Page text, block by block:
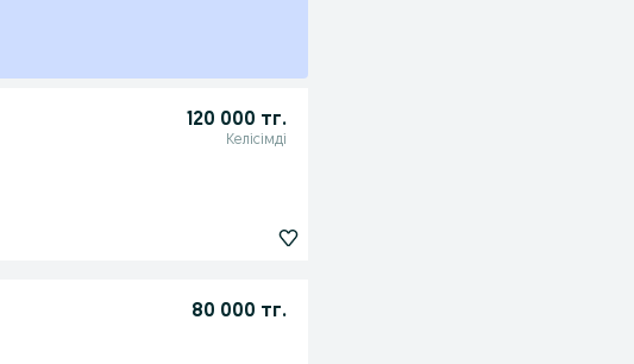
120 000 тг.
Келісімді
80 000 тг.